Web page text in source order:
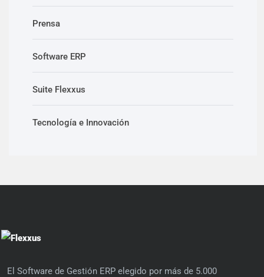
Prensa
Software ERP
Suite Flexxus
Tecnología e Innovación
El Software de Gestión ERP elegido por más de 5.000